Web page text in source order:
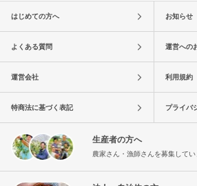
はじめての方へ お知らせ
よくある質問 運営への
運営会社 利用規約
特商法に基づく表記 プライバ
生産者の方へ
農家さん・漁師さんを募集してい